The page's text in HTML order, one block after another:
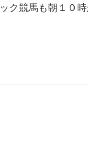
ク競馬も朝１０